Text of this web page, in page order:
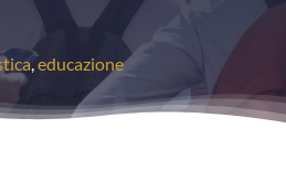
,educazione